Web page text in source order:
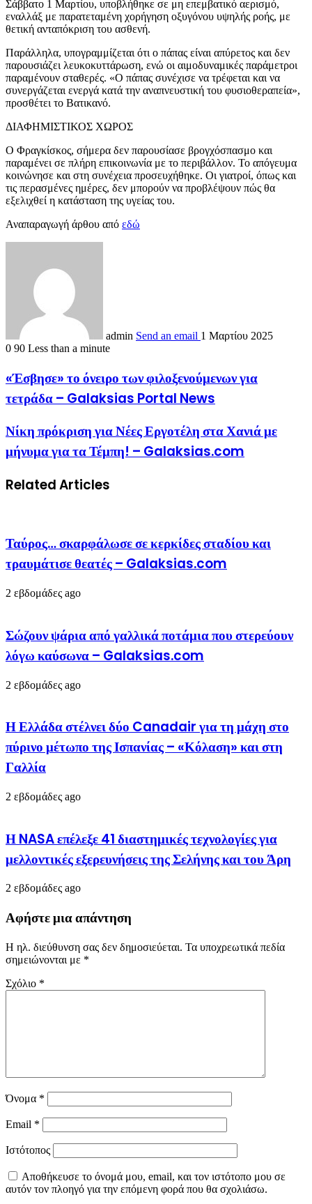
Σάββατο 1 Μαρτίου, υποβλήθηκε σε μη επεμβατικό αερισμό,
εναλλάξ με παρατεταμένη χορήγηση οξυγόνου υψηλής ροής, με
θετική ανταπόκριση του ασθενή.
Παράλληλα, υπογραμμίζεται ότι ο πάπας είναι απύρετος και δεν
παρουσιάζει λευκοκυττάρωση, ενώ οι αιμοδυναμικές παράμετροι
παραμένουν σταθερές. «Ο πάπας συνέχισε να τρέφεται και να
συνεργάζεται ενεργά κατά την αναπνευστική του φυσιοθεραπεία»,
προσθέτει το Βατικανό.
ΔΙΑΦΗΜΙΣΤΙΚΟΣ ΧΩΡΟΣ
Ο Φραγκίσκος, σήμερα δεν παρουσίασε βρογχόσπασμο και
παραμένει σε πλήρη επικοινωνία με το περιβάλλον. Το απόγευμα
κοινώνησε και στη συνέχεια προσευχήθηκε. Οι γιατροί, όπως και
τις περασμένες ημέρες, δεν μπορούν να προβλέψουν πώς θα
εξελιχθεί η κατάσταση της υγείας του.
Αναπαραγωγή άρθου από εδώ
admin Send an email 1 Μαρτίου 2025
0 90 Less than a minute
«Έσβησε» το όνειρο των φιλοξενούμενων για
τετράδα – Galaksias Portal News
Νίκη πρόκριση για Νέες Εργοτέλη στα Χανιά με
μήνυμα για τα Τέμπη! – Galaksias.com
Related Articles
Ταύρος… σκαρφάλωσε σε κερκίδες σταδίου και
τραυμάτισε θεατές – Galaksias.com
2 εβδομάδες ago
Σώζουν ψάρια από γαλλικά ποτάμια που στερεύουν
λόγω καύσωνα – Galaksias.com
2 εβδομάδες ago
Η Ελλάδα στέλνει δύο Canadair για τη μάχη στο
πύρινο μέτωπο της Ισπανίας – «Κόλαση» και στη
Γαλλία
2 εβδομάδες ago
Η NASA επέλεξε 41 διαστημικές τεχνολογίες για
μελλοντικές εξερευνήσεις της Σελήνης και του Άρη
2 εβδομάδες ago
Αφήστε μια απάντηση
Η ηλ. διεύθυνση σας δεν δημοσιεύεται. Τα υποχρεωτικά πεδία
σημειώνονται με *
Σχόλιο *
Όνομα *
Email *
Ιστότοπος
Αποθήκευσε το όνομά μου, email, και τον ιστότοπο μου σε
αυτόν τον πλοηγό για την επόμενη φορά που θα σχολιάσω.